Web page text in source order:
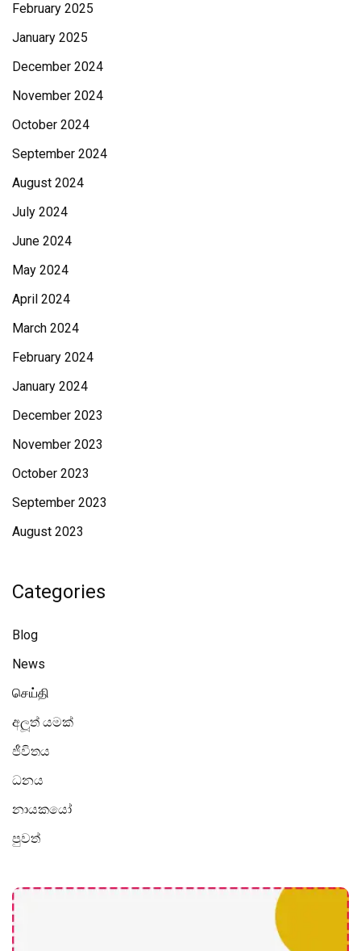
February 2025
January 2025
December 2024
November 2024
October 2024
September 2024
August 2024
July 2024
June 2024
May 2024
April 2024
March 2024
February 2024
January 2024
December 2023
November 2023
October 2023
September 2023
August 2023
Categories
Blog
News
செய்தி
අලූත් යමක්
ජීවිතය
ධනය
නායකයෝ
පුවත්